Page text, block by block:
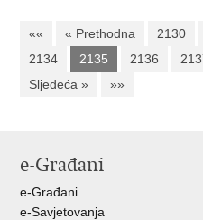
«« « Prethodna 2130
2134
2135 2136
Sljedeća »
»»
e-Građani
e-Građani
e-Savjetovanja